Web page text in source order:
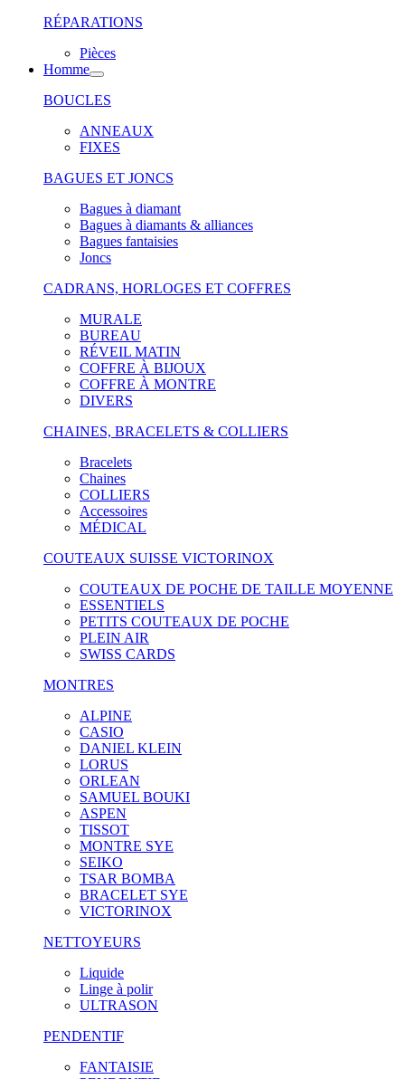
RÉPARATIONS
Pièces
Homme
BOUCLES
ANNEAUX
FIXES
BAGUES ET JONCS
Bagues à diamant
Bagues à diamants & alliances
Bagues fantaisies
Joncs
CADRANS, HORLOGES ET COFFRES
MURALE
BUREAU
RÉVEIL MATIN
COFFRE À BIJOUX
COFFRE À MONTRE
DIVERS
CHAINES, BRACELETS & COLLIERS
Bracelets
Chaines
COLLIERS
Accessoires
MÉDICAL
COUTEAUX SUISSE VICTORINOX
COUTEAUX DE POCHE DE TAILLE MOYENNE
ESSENTIELS
PETITS COUTEAUX DE POCHE
PLEIN AIR
SWISS CARDS
MONTRES
ALPINE
CASIO
DANIEL KLEIN
LORUS
ORLEAN
SAMUEL BOUKI
ASPEN
TISSOT
MONTRE SYE
SEIKO
TSAR BOMBA
BRACELET SYE
VICTORINOX
NETTOYEURS
Liquide
Linge à polir
ULTRASON
PENDENTIF
FANTAISIE